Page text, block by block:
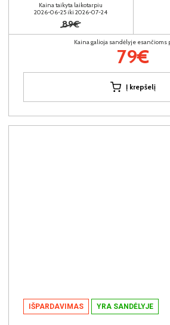
Kaina taikyta laikotarpiu
2026-06-25 iki 2026-07-24
89€
Kaina galioja sandėlyje esančioms
79€
Į krepšelį
IŠPARDAVIMAS YRA SANDĖLYJE